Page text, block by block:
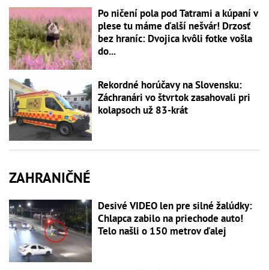
Po ničení pola pod Tatrami a kúpaní v
plese tu máme ďalší nešvár! Drzosť
bez hraníc: Dvojica kvôli fotke vošla
do...
Rekordné horúčavy na Slovensku:
Záchranári vo štvrtok zasahovali pri
kolapsoch už 83-krát
ZAHRANIČNÉ
Desivé VIDEO len pre silné žalúdky:
Chlapca zabilo na priechode auto!
Telo našli o 150 metrov ďalej